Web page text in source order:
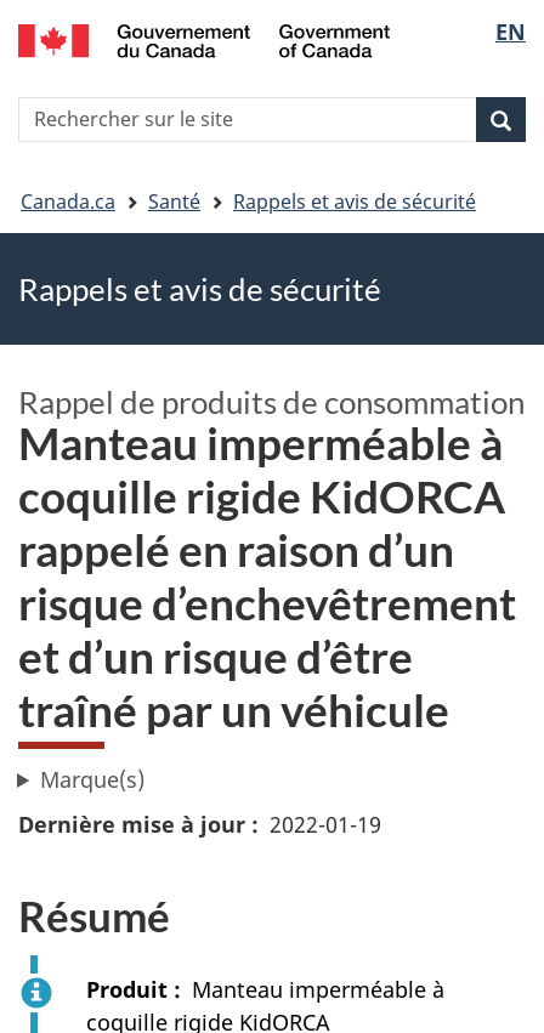
Skip
to
Skip
to
Passer
à
HTML
de
la
EN
Recherche
Vous
êtes
ici
Canada.ca Santé Rappels et avis de sécurité
Rappels et avis de sécurité
Rappel de produits de consommation
Manteau imperméable à
coquille rigide KidORCA
rappelé en raison d’un
risque d’enchevêtrement
et d’un risque d’être
traîné par un véhicule
Marque(s)
Dernière mise à jour
2022-01-19
Résumé
Produit
Manteau imperméable à
coquille rigide KidORCA